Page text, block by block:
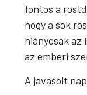
fontos a
hogy a sok
hiányosak az
az emberi
A javasolt